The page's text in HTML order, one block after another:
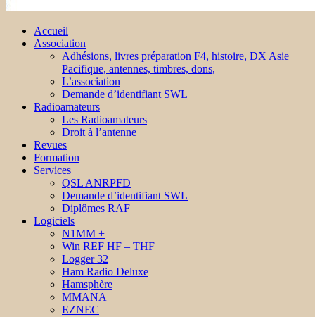
Accueil
Association
Adhésions, livres préparation F4, histoire, DX Asie
Pacifique, antennes, timbres, dons,
L’association
Demande d’identifiant SWL
Radioamateurs
Les Radioamateurs
Droit à l’antenne
Revues
Formation
Services
QSL ANRPFD
Demande d’identifiant SWL
Diplômes RAF
Logiciels
N1MM +
Win REF HF – THF
Logger 32
Ham Radio Deluxe
Hamsphère
MMANA
EZNEC